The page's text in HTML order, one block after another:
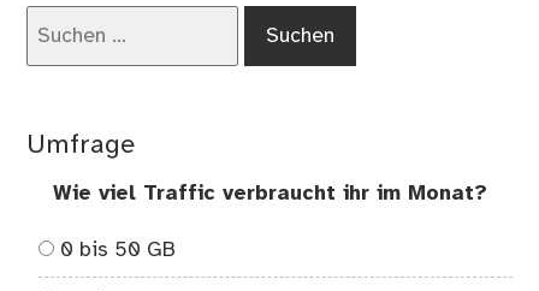
Umfrage
Wie viel Traffic verbraucht ihr im Monat?
0 bis 50 GB